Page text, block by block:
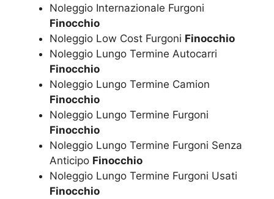
Noleggio Internazionale Furgoni
Finocchio
Noleggio Low Cost Furgoni Finocchio
Noleggio Lungo Termine Autocarri
Finocchio
Noleggio Lungo Termine Camion
Finocchio
Noleggio Lungo Termine Furgoni
Finocchio
Noleggio Lungo Termine Furgoni Senza
Anticipo Finocchio
Noleggio Lungo Termine Furgoni Usati
Finocchio